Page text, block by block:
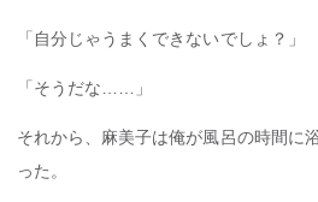
「自分じゃうまくできないでしょ？」
「そうだな……」
それから、麻美子は俺が風呂の時間に
った。